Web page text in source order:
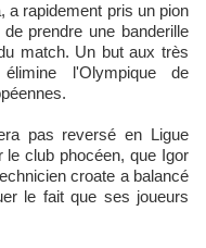
a rapidement pris un pion
prendre une banderille
match. Un but aux très
l'Olympique de
pas reversé en Ligue
le club phocéen, que Igor
croate a balancé
le fait que ses joueurs